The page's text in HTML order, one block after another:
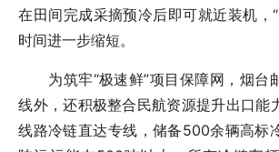
在田间完成采摘预冷后即可就近装机，
时间进一步缩短。
为筑牢“极速鲜”项目保障网，烟台
线外，还积极整合民航资源提升出口能
线路冷链直达专线，储备500余辆高标